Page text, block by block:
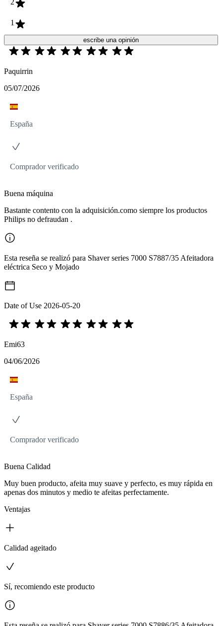
2
1
escribe una opinión
Paquirrin
05/07/2026
España
Comprador verificado
Buena máquina
Bastante contento con la adquisición.como siempre los productos
Philips no defraudan .
Esta reseña se realizó para Shaver series 7000 S7887/35 Afeitadora
eléctrica Seco y Mojado
Date of Use 2026-05-20
Emi63
04/06/2026
España
Comprador verificado
Buena Calidad
Muy buen producto, afeita muy suave y perfecto, es muy rápida en
apenas dos minutos y medio te afeitas perfectamente.
Ventajas
Calidad ageitado
Sí, recomiendo este producto